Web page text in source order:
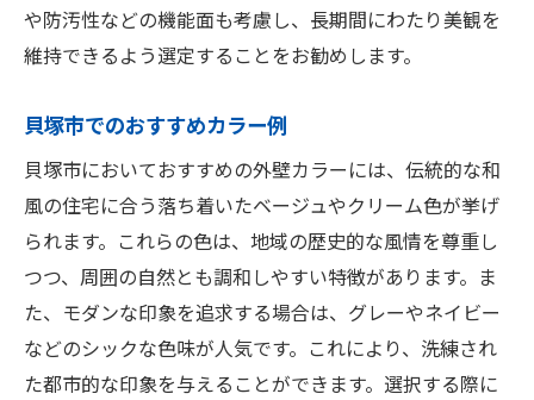
や防汚性などの機能面も考慮し、長期間にわたり美観を
維持できるよう選定することをお勧めします。
貝塚市でのおすすめカラー例
貝塚市においておすすめの外壁カラーには、伝統的な和
風の住宅に合う落ち着いたベージュやクリーム色が挙げ
られます。これらの色は、地域の歴史的な風情を尊重し
つつ、周囲の自然とも調和しやすい特徴があります。ま
た、モダンな印象を追求する場合は、グレーやネイビー
などのシックな色味が人気です。これにより、洗練され
た都市的な印象を与えることができます。選択する際に